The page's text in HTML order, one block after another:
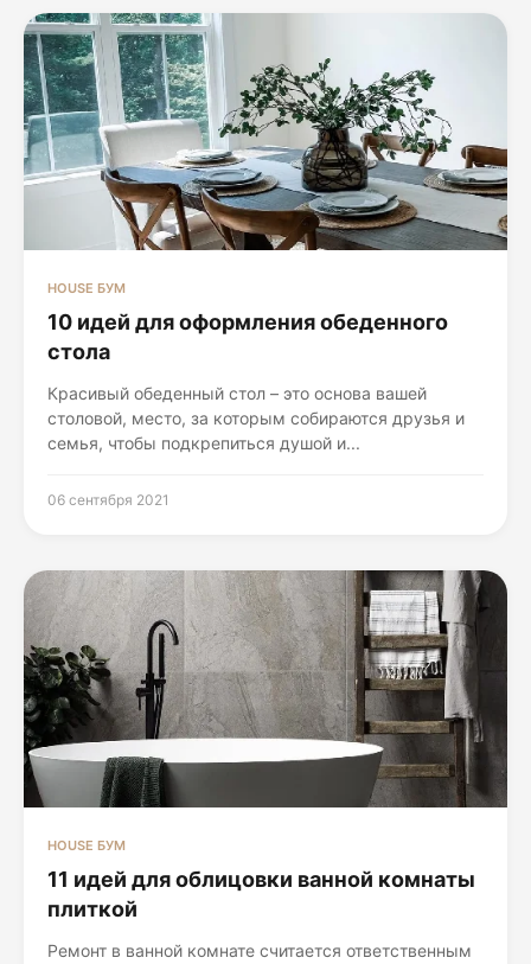
HOUSE БУМ
10 идей для оформления обеденного
стола
Красивый обеденный стол – это основа вашей
столовой, место, за которым собираются друзья и
семья, чтобы подкрепиться душой и...
06 сентября 2021
HOUSE БУМ
11 идей для облицовки ванной комнаты
плиткой
Ремонт в ванной комнате считается ответственным